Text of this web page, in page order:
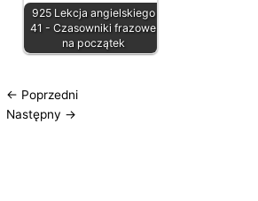
925 Lekcja angielskiego
41 - Czasowniki frazowe
na początek
← Poprzedni
Następny →